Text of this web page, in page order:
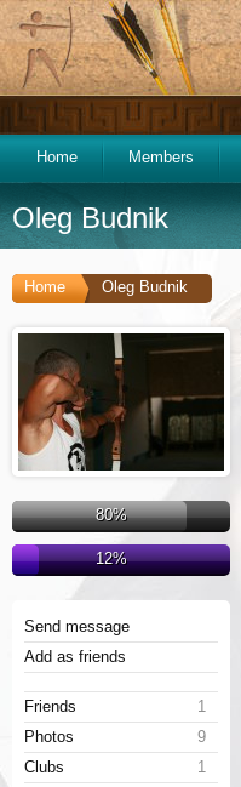
Home Members
Oleg Budnik
Home Oleg Budnik
80%
12%
Send message
Add as friends
1
Friends
9
Photos
1
Clubs